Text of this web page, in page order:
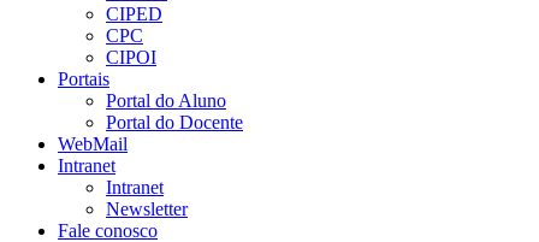
CIPED
CPC
CIPOI
Portais
Portal do Aluno
Portal do Docente
WebMail
Intranet
Intranet
Newsletter
Fale conosco